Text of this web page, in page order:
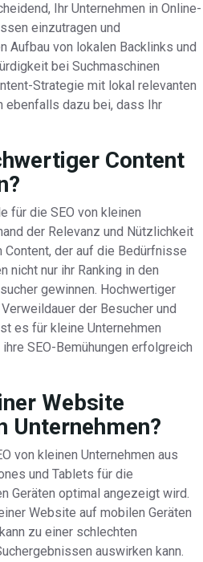
Ihr Unternehmen in Online-
einzutragen und
Aufbau von lokalen Backlinks und
bei Suchmaschinen
Strategie mit lokal relevanten
ebenfalls dazu bei, dass Ihr
Content
für die SEO von kleinen
der Relevanz und Nützlichkeit
der auf die Bedürfnisse
nicht nur ihr Ranking in den
gewinnen. Hochwertiger
der Besucher und
es für kleine Unternehmen
SEO-Bemühungen erfolgreich
Website
Unternehmen?
von kleinen Unternehmen aus
und Tablets für die
Geräten optimal angezeigt wird.
Website auf mobilen Geräten
zu einer schlechten
auswirken kann.